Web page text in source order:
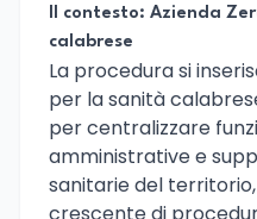
Il contesto: Azienda
calabrese
La procedura si
per la sanità
per centralizzare
amministrative e
sanitarie del
crescente di